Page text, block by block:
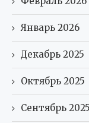
Январь 2026
Декабрь 2025
Октябрь 2025
Сентябрь 2025